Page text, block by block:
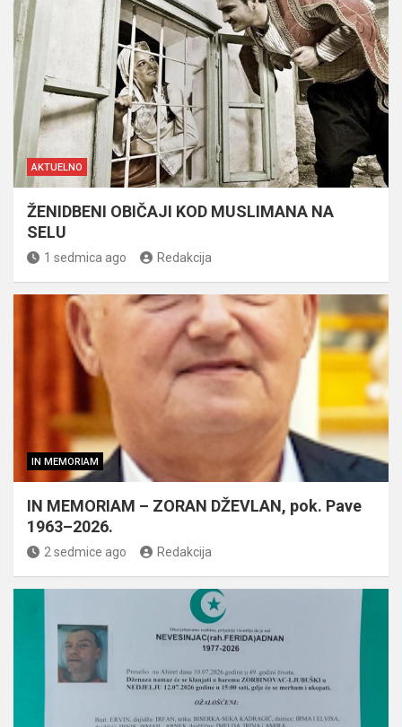
AKTUELNO
ŽENIDBENI OBIČAJI KOD MUSLIMANA NA
SELU
1 sedmica ago Redakcija
IN MEMORIAM
IN MEMORIAM – ZORAN DŽEVLAN, pok. Pave
1963–2026.
2 sedmice ago Redakcija